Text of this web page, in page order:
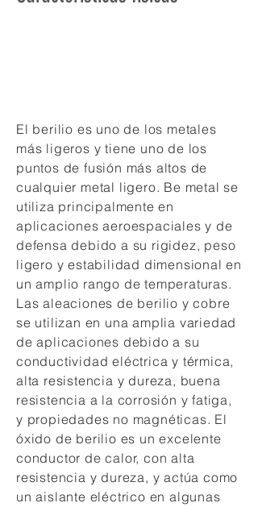
El berilio es uno de los metales
más ligeros y tiene uno de los
puntos de fusión más altos de
cualquier metal ligero. Be metal se
utiliza principalmente en
aplicaciones aeroespaciales y de
defensa debido a su rigidez, peso
ligero y estabilidad dimensional en
un amplio rango de temperaturas.
Las aleaciones de berilio y cobre
se utilizan en una amplia variedad
de aplicaciones debido a su
conductividad eléctrica y térmica,
alta resistencia y dureza, buena
resistencia a la corrosión y fatiga,
y propiedades no magnéticas. El
óxido de berilio es un excelente
conductor de calor, con alta
resistencia y dureza, y actúa como
un aislante eléctrico en algunas